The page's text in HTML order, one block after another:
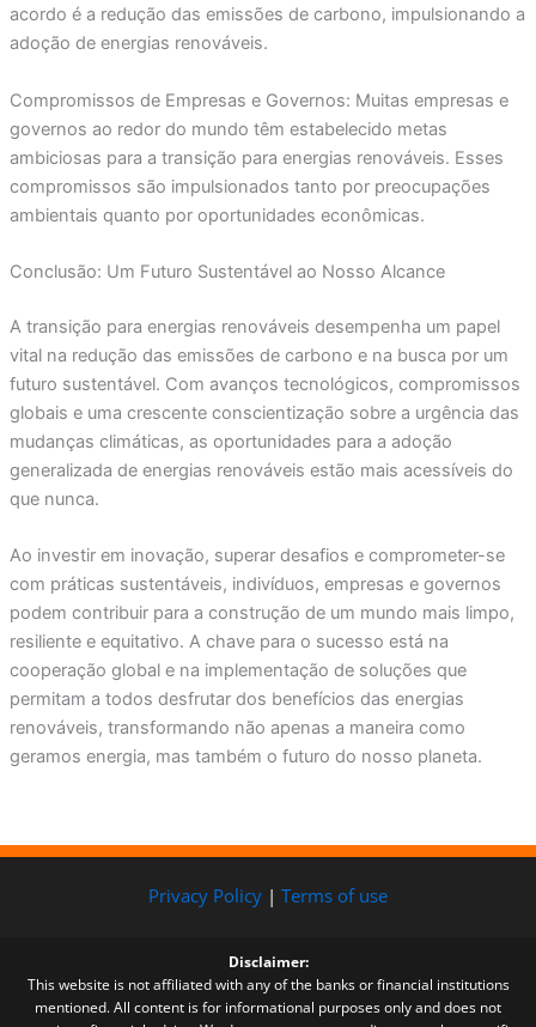
acordo é a redução das emissões de carbono, impulsionando a
adoção de energias renováveis.
Compromissos de Empresas e Governos: Muitas empresas e
governos ao redor do mundo têm estabelecido metas
ambiciosas para a transição para energias renováveis. Esses
compromissos são impulsionados tanto por preocupações
ambientais quanto por oportunidades econômicas.
Conclusão: Um Futuro Sustentável ao Nosso Alcance
A transição para energias renováveis desempenha um papel
vital na redução das emissões de carbono e na busca por um
futuro sustentável. Com avanços tecnológicos, compromissos
globais e uma crescente conscientização sobre a urgência das
mudanças climáticas, as oportunidades para a adoção
generalizada de energias renováveis estão mais acessíveis do
que nunca.
Ao investir em inovação, superar desafios e comprometer-se
com práticas sustentáveis, indivíduos, empresas e governos
podem contribuir para a construção de um mundo mais limpo,
resiliente e equitativo. A chave para o sucesso está na
cooperação global e na implementação de soluções que
permitam a todos desfrutar dos benefícios das energias
renováveis, transformando não apenas a maneira como
geramos energia, mas também o futuro do nosso planeta.
Privacy Policy | Terms of use
Disclaimer:
This website is not affiliated with any of the banks or financial institutions
mentioned. All content is for informational purposes only and does not